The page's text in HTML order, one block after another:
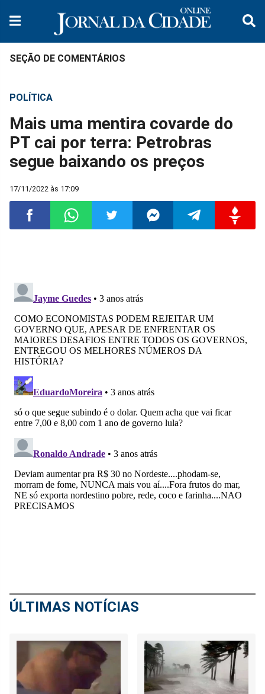
SEÇÃO DE COMENTÁRIOS
POLÍTICA
Mais uma mentira covarde do
PT cai por terra: Petrobras
segue baixando os preços
17/11/2022 às 17:09
no
FacebookWhatsappTwitterMessengerTelegram
ÚLTIMAS NOTÍCIAS